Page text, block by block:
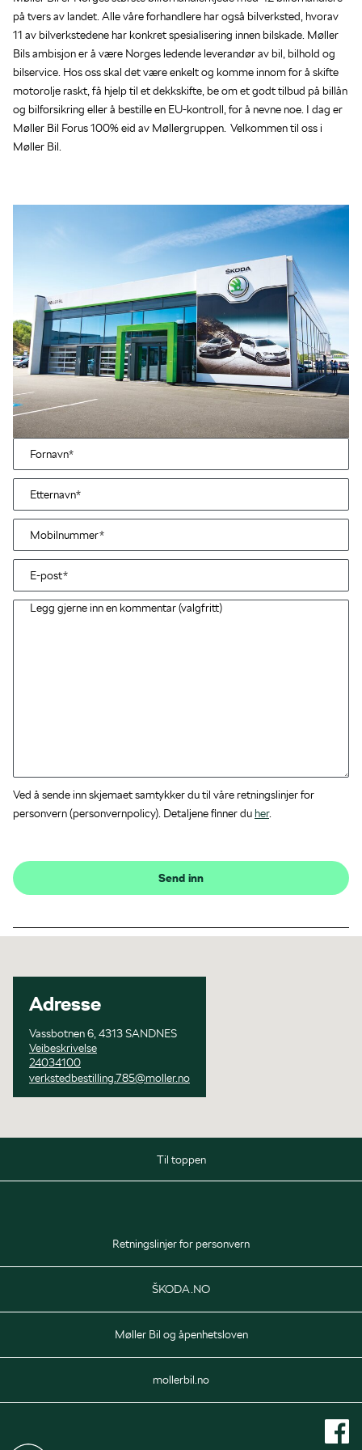
på tvers av landet. Alle våre forhandlere har også bilverksted, hvorav
11 av bilverkstedene har konkret spesialisering innen bilskade. Møller
Bils ambisjon er å være Norges ledende leverandør av bil, bilhold og
bilservice. Hos oss skal det være enkelt og komme innom for å skifte
motorolje raskt, få hjelp til et dekkskifte, be om et godt tilbud på billån
og bilforsikring eller å bestille en EU-kontroll, for å nevne noe. I dag er
Møller Bil Forus 100% eid av Møllergruppen. Velkommen til oss i
Møller Bil.
Ved å sende inn skjemaet samtykker du til våre retningslinjer for
personvern (personvernpolicy). Detaljene finner du her.
Send inn
Adresse
Vassbotnen 6, 4313 SANDNES
Veibeskrivelse
24034100
verkstedbestilling.785@moller.no
Til toppen
Retningslinjer for personvern
ŠKODA.NO
Møller Bil og åpenhetsloven
mollerbil.no